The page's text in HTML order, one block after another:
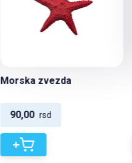
Morska zvezda
90,00 rsd
+